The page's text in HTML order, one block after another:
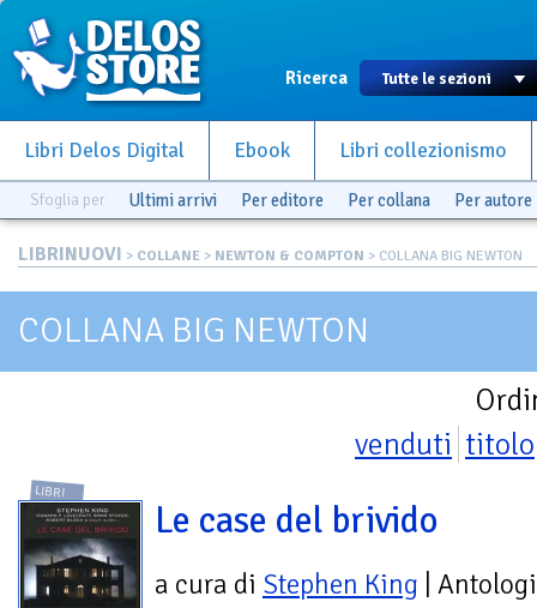
Ricerca
Libri Delos Digital Ebook Libri collezionismo
Sfoglia per Ultimi arrivi Per editore Per collana Per autore
LIBRINUOVI > COLLANE > NEWTON & COMPTON > COLLANA BIG NEWTON
COLLANA BIG NEWTON
venduti titolo
LIBRI
Le case del brivido
a cura di Stephen King |